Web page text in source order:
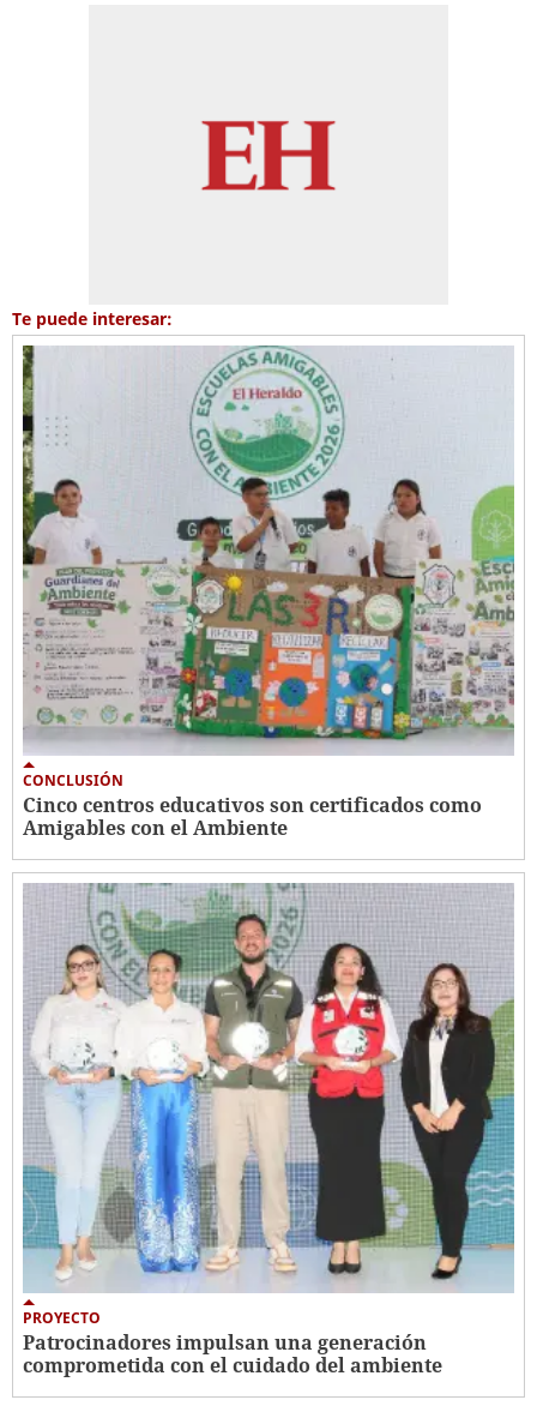
Te puede interesar:
CONCLUSIÓN
Cinco centros educativos son certificados como
Amigables con el Ambiente
PROYECTO
Patrocinadores impulsan una generación
comprometida con el cuidado del ambiente